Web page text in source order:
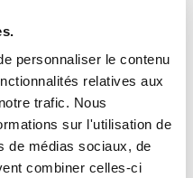
personnaliser le contenu
relatives aux
trafic. Nous
sur l'utilisation de
de médias sociaux, de
combiner celles-ci
opération très simple. Faire
Ameublir au fond du trou
la motte de votre